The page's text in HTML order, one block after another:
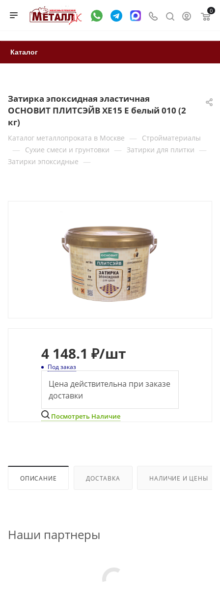
0
Каталог
Затирка эпоксидная эластичная
ОСНОВИТ ПЛИТСЭЙВ XE15 Е белый 010 (2
кг)
Каталог металлопроката в Москве — Стройматериалы
— Сухие смеси и грунтовки — Затирки для плитки —
Затирки эпоксидные —
4 148.1 ₽/шт
Под заказ
Цена действительна при заказе
доставки
Посмотреть Наличие
ОПИСАНИЕ ДОСТАВКА НАЛИЧИЕ И ЦЕНЫ
Наши партнеры